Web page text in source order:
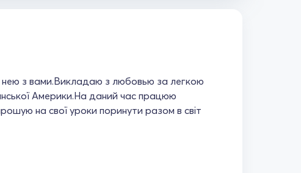
нею з вами.Викладаю з любовью за легкою
Америки.На даний час працюю
на свої уроки поринути разом в світ